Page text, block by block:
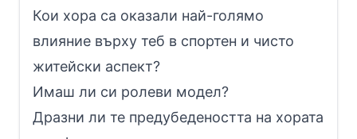
Кои хора са оказали най-голямо
влияние върху теб в спортен и чисто
житейски аспект?
Имаш ли си ролеви модел?
Дразни ли те предубедеността на хората